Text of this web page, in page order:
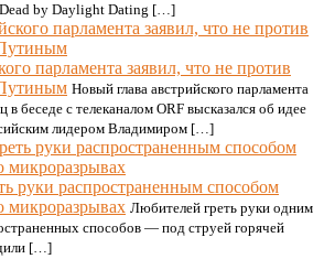
by Daylight Dating […]
парламента заявил, что не против
Новый глава австрийского парламента
в беседе с телеканалом ORF высказался об идее
лидером Владимиром […]
руки распространенным способом
микроразрывах Любителей греть руки одним
способов — под струей горячей
[…]